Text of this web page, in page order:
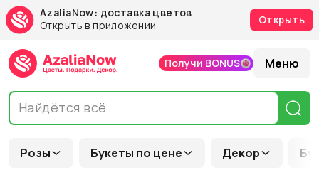
AzaliaNow: доставка цветов
Открыть в приложении
Открыть
Розы Букеты по цене Декор
Получи BONUS Меню